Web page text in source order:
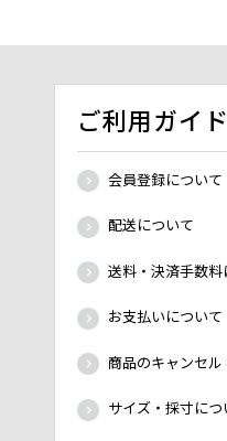
ご利用ガイド
会員登録について
配送について
送料・決済手数料
お支払いについて
商品のキャンセ
サイズ・採寸につ